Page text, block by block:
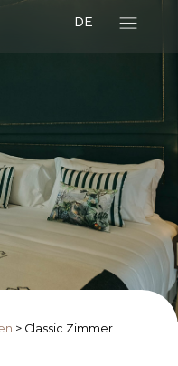
DE
> Classic Zimmer